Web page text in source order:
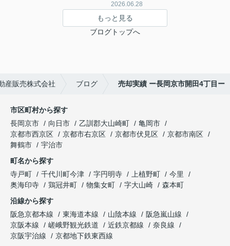
2026.06.28
もっと見る
ブログトップへ
産販売株式会社 ブログ 売却実績 ー長岡京市開田4丁目ー
市区町村から探す
長岡京市
向日市 乙訓郡大山崎町
亀岡市
京都市西京区
京都市右京区 京都市伏見区
京都市南区
舞鶴市
宇治市
町名から探す
寺戸町
千代川町今津 字円明寺 上植野町
今里
奥海印寺
鶏冠井町 物集女町 字大山崎
森本町
沿線から探す
阪急京都本線
東海道本線 山陰本線
阪急嵐山線
京阪本線
嵯峨野観光鉄道 近鉄京都線
奈良線
京阪宇治線
京都地下鉄東西線